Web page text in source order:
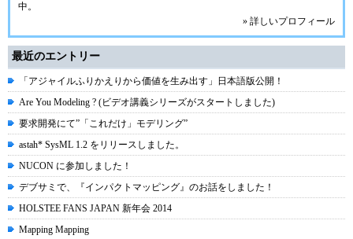
中。
» 詳しいプロフィール
最近のエントリー
「アジャイルふりかえりから価値を生み出す」日本語版公開！
Are You Modeling ? (ビデオ講義シリーズがスタートしました)
要求開発にて”「これだけ」モデリング”
astah* SysML 1.2 をリリースしました。
NUCON に参加しました！
デブサミで、『インパクトマッピング』のお話をしました！
HOLSTEE FANS JAPAN 新年会 2014
Mapping Mapping